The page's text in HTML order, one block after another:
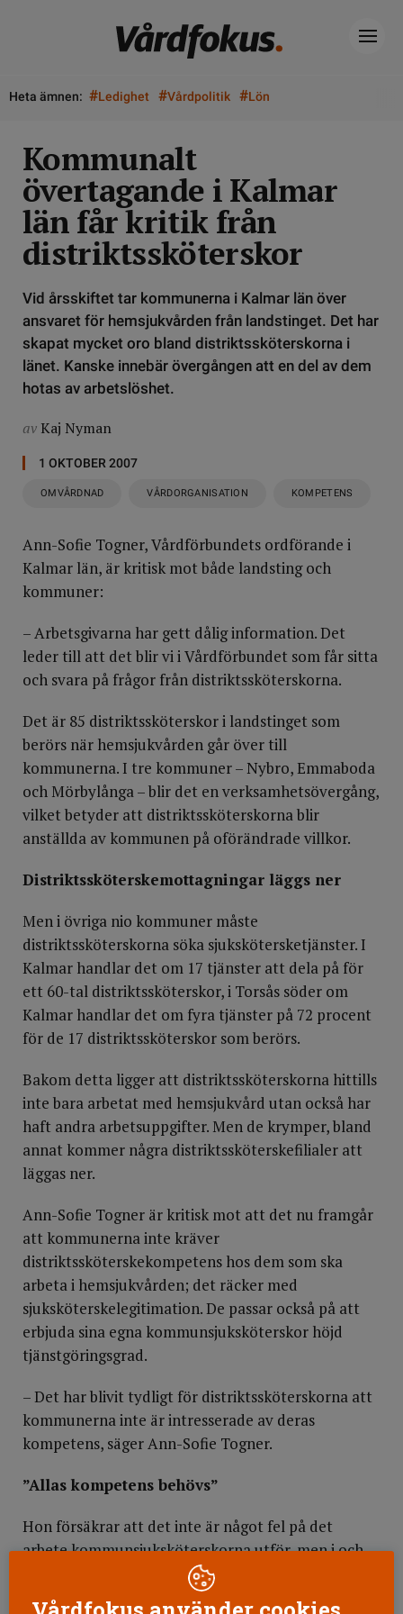
Heta ämnen: #Ledighet #Vårdpolitik #Lön
Kommunalt
övertagande i Kalmar
län får kritik från
distriktssköterskor
Vid årsskiftet tar kommunerna i Kalmar län över
ansvaret för hemsjukvården från landstinget. Det har
skapat mycket oro bland distriktssköterskorna i
länet. Kanske innebär övergången att en del av dem
hotas av arbetslöshet.
av Kaj Nyman
1 OKTOBER 2007
OMVÅRDNAD VÅRDORGANISATION KOMPETENS
Ann-Sofie Togner, Vårdförbundets ordförande i
Kalmar län, är kritisk mot både landsting och
kommuner:
– Arbetsgivarna har gett dålig information. Det
leder till att det blir vi i Vårdförbundet som får sitta
och svara på frågor från distriktssköterskorna.
Det är 85 distriktssköterskor i landstinget som
berörs när hemsjukvården går över till
kommunerna. I tre kommuner – Nybro, Emmaboda
och Mörbylånga – blir det en verksamhetsövergång,
vilket betyder att distriktssköterskorna blir
anställda av kommunen på oförändrade villkor.
Distriktssköterskemottagningar läggs ner
Men i övriga nio kommuner måste
distriktssköterskorna söka sjukskötersketjänster. I
Kalmar handlar det om 17 tjänster att dela på för
ett 60-tal distriktssköterskor, i Torsås söder om
Kalmar handlar det om fyra tjänster på 72 procent
för de 17 distriktssköterskor som berörs.
Bakom detta ligger att distriktssköterskorna hittills
inte bara arbetat med hemsjukvård utan också har
haft andra arbetsuppgifter. Men de krymper, bland
annat kommer några distriktssköterskefilialer att
läggas ner.
Ann-Sofie Togner är kritisk mot att det nu framgår
att kommunerna inte kräver
distriktssköterskekompetens hos dem som ska
arbeta i hemsjukvården; det räcker med
sjuksköterskelegitimation. De passar också på att
erbjuda sina egna kommunsjuksköterskor höjd
tjänstgöringsgrad.
– Det har blivit tydligt för distriktssköterskorna att
kommunerna inte är intresserade av deras
kompetens, säger Ann-Sofie Togner.
”Allas kompetens behövs”
Hon försäkrar att det inte är något fel på det
arbete kommunsjuksköterskorna utför, men i och
med att hemsjukvården går över i kommunal regi
vidgas arbetsuppgifterna. Nu är det inte bara äldre